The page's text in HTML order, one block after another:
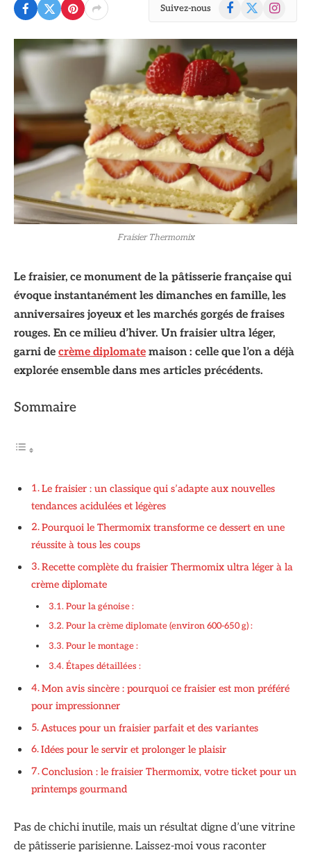
Suivez-nous Facebook
X
Instagram
Fraisier Thermomix
Le fraisier, ce monument de la pâtisserie française qui
évoque instantanément les dimanches en famille, les
anniversaires joyeux et les marchés gorgés de fraises
rouges. En ce milieu d’hiver. Un fraisier ultra léger,
garni de crème diplomate maison : celle que l’on a déjà
explorée ensemble dans mes articles précédents.
Sommaire
Le fraisier : un classique qui s’adapte aux nouvelles
tendances acidulées et légères
Pourquoi le Thermomix transforme ce dessert en une
réussite à tous les coups
Recette complète du fraisier Thermomix ultra léger à la
crème diplomate
Pour la génoise :
Pour la crème diplomate (environ 600-650 g) :
Pour le montage :
Étapes détaillées :
Mon avis sincère : pourquoi ce fraisier est mon préféré
pour impressionner
Astuces pour un fraisier parfait et des variantes
Idées pour le servir et prolonger le plaisir
Conclusion : le fraisier Thermomix, votre ticket pour un
printemps gourmand
Pas de chichi inutile, mais un résultat digne d’une vitrine
de pâtisserie parisienne. Laissez-moi vous raconter